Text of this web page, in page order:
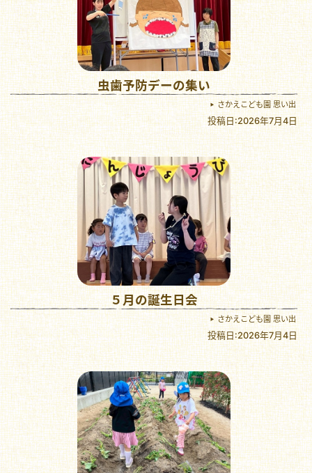
虫歯予防デーの集い
さかえこども園 思い出
投稿日:2026年7月4日
５月の誕生日会
さかえこども園 思い出
投稿日:2026年7月4日